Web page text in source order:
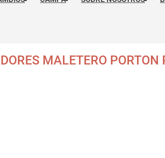
MALETERO PORTON